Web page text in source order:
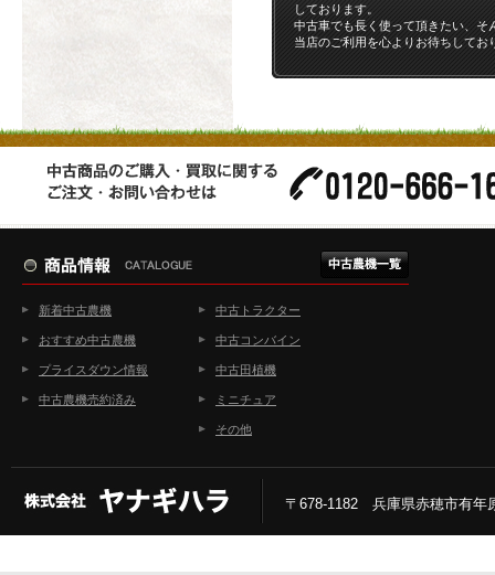
しております。
中古車でも長く使って頂きたい、そ
当店のご利用を心よりお待ちしてお
新着中古農機
おすすめ中古農機
プライスダウン情報
中古農機売約済み
中古トラクター
中古コンバイン
中古田植機
ミニチュア
その他
〒678-1182 兵庫県赤穂市有年